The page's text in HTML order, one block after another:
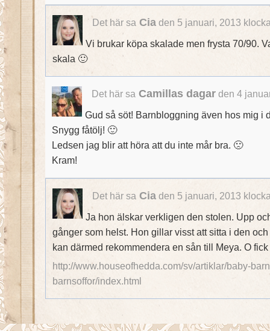
Det här sa Cia den 5 januari, 2013
Vi brukar köpa skalade men frysta 70/90.
skala 🙂
Det här sa Camillas dagarden 4
Gud så söt! Barnbloggning även hos mig i
Snygg fåtölj! 🙂
Ledsen jag blir att höra att du inte mår bra. 🙁
Kram!
Det här saCiaden 5 januari, 2013
Ja hon älskar verkligen den stolen. Upp
gånger som helst. Hon gillar visst att sitta i den
kan därmed rekommendera en sån till Meya. O
http://www.houseofhedda.com/sv/artiklar/baby-
barnsoffor/index.html